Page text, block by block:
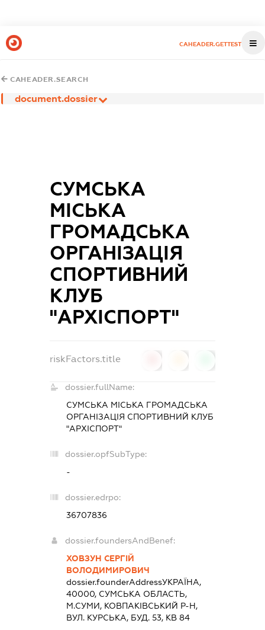
CAHEADER.GETTEST
CAHEADER.SEARCH
document.dossier
СУМСЬКА
МІСЬКА
ГРОМАДСЬКА
ОРГАНІЗАЦІЯ
СПОРТИВНИЙ
КЛУБ
"АРХІСПОРТ"
riskFactors.title
dossier.fullName:
СУМСЬКА МІСЬКА ГРОМАДСЬКА
ОРГАНІЗАЦІЯ СПОРТИВНИЙ КЛУБ
"АРХІСПОРТ"
dossier.opfSubType:
-
dossier.edrpo:
36707836
dossier.foundersAndBenef:
ХОВЗУН СЕРГІЙ
ВОЛОДИМИРОВИЧ
dossier.founderAddressУКРАЇНА,
40000, СУМСЬКА ОБЛАСТЬ,
М.СУМИ, КОВПАКІВСЬКИЙ Р-Н,
ВУЛ. КУРСЬКА, БУД. 53, КВ 84